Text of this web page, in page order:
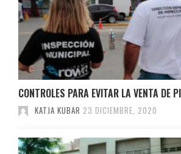
CONTROLES PARA EVITAR LA VENTA DE
KATJA KUBAR 23 DICIEMBRE, 2020